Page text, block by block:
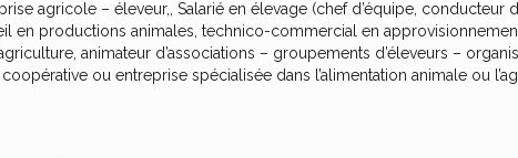
agricole – éleveur,, Salarié en élevage (chef d’équipe, conducteur
en productions animales, technico-commercial en
animateur d’associations – groupements d’éleveurs –
ou entreprise spécialisée dans l’alimentation animale ou